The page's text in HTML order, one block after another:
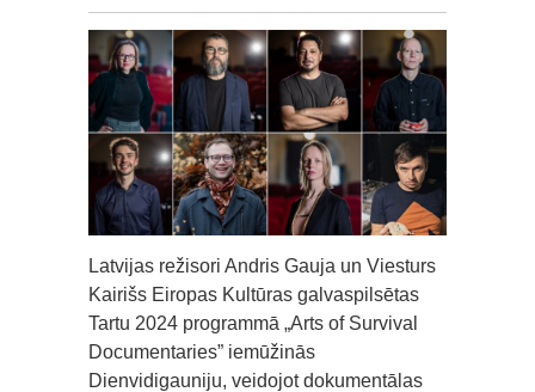
Latvijas režisori Andris Gauja un Viesturs
Kairišs Eiropas Kultūras galvaspilsētas
Tartu 2024 programmā „Arts of Survival
Documentaries” iemūžinās
Dienvidigauniju, veidojot dokumentālas